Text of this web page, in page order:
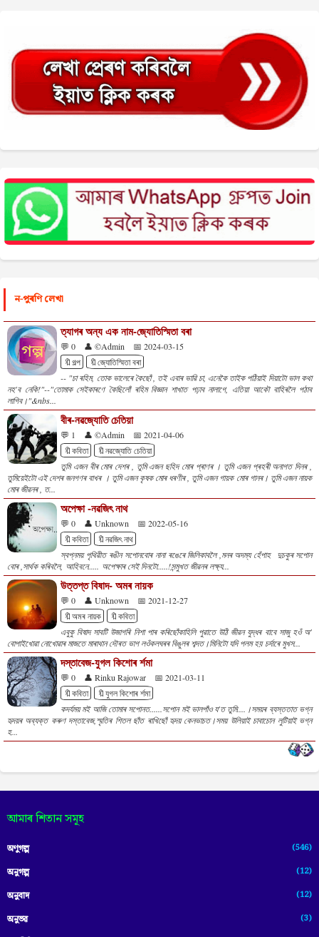
ন-পুৰণি লেখা
ত্যাগৰ অন্য এক নাম-জ্যোতিস্মিতা বৰা
💬 0 👤 ©Admin
📅 2024-03-15
🔖গল্প
🔖জ্যোতিস্মিতা বৰা
-- "চা ৰহিম, তোক ভালেৰে কৈছোঁ , তই এবাৰ ভাৱি চা, এনেকৈ তাইক পঠিয়াই দিয়াটো ভাল কথা
নহ'ব নেকি!"--"তোমাক সেইকাৰণে কৈছিলোঁ ৰহিম বিজ্ঞান শাখাত পঢ়াব নালাগে, এতিয়া আকৌ বাহিৰলৈ পঠাব
লাগিব।"&nbs...
বীৰ-নৱজ্যোতি চেতিয়া
💬 1 👤 ©Admin
📅 2021-04-06
🔖কবিতা
🔖নৱজ্যোতি চেতিয়া
তুমি এজন বীৰ মোৰ দেশৰ , তুমি এজন ছহিদ মোৰ প্ৰাণৰ । তুমি এজন প্ৰহৰী অনাগত দিনৰ ,
তুমিয়েইটো এই দেশৰ জনগণৰ বাখৰ । তুমি এজন কৃষক মোৰ ধৰণীৰ , তুমি এজন গায়ক মোৰ গানৰ। তুমি এজন নায়ক
মোৰ জীৱনৰ , ত...
অপেক্ষা -নৱজিৎ নাথ
💬 0 👤 Unknown
📅 2022-05-16
🔖কবিতা
🔖নৱজিৎ নাথ
স্বপ্নময় পৃথিৱীত ৰঙীন সপোনবোৰ নানা ৰঙেৰে জিলিকাবলৈ ,মনৰ অদম্য হেঁপাহ দুচকুৰ সপোন
বোৰ ,সাৰ্থক কৰিবলৈ, আহিবনে..... অপেক্ষাৰ সেই দিনটো.....!সন্মুখত জীৱনৰ লক্ষ্য...
উত্তপ্ত বিষাদ- অমৰ নায়ক
💬 0 👤 Unknown
📅 2021-12-27
🔖অমৰ নায়ক
🔖কবিতা
এবুকু বিষাদ সাবটি উজাগৰি নিশা পাৰ কৰিছোঁ‌কাহিলি পুৱাতে উঠি জীৱন যুদ্ধৰ বাবে সাজু হওঁ‌ অ'
বোপাইখোৱা নোখোৱাৰ মাজতে মাৰাথান দৌৰত ভাগ লওঁ‌কলঘৰৰ বিঙুলৰ শব্দত।মিনিটো যদি পলম হয় চৰ্দাৰে মুখস...
দস্তাবেজ-যুগল কিশোৰ ৰ্শমা
💬 0 👤 Rinku Rajowar
📅 2021-03-11
🔖কবিতা
🔖যুগল কিশোৰ ৰ্শমা
কদৰ্যময় মই আজি তোমাৰ সপোনত......সপোন মই ভালপাঁও য'ত তুমি....।সময়ৰ ব্যস্ততাত ভগ্ন
হৃদয়ৰ অব্যক্ত কৰুণ দস্তাবেজ,স্মৃতিৰ শিতল ছাঁত ৰাখিছোঁ হৃদয় কেনভাচত।সময় উলিয়াই চাবাচোন লুটিয়াই ভগ্ন
হ...
আমাৰ শিতান সমূহ
অণুগল্প (546)
অনুগল্প (12)
অনুবাদ (12)
অনুভৱ (3)